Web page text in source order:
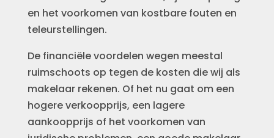
en het voorkomen van kostbare fouten en
teleurstellingen.
De financiële voordelen wegen meestal
ruimschoots op tegen de kosten die wij als
makelaar rekenen. Of het nu gaat om een
hogere verkoopprijs, een lagere
aankoopprijs of het voorkomen van